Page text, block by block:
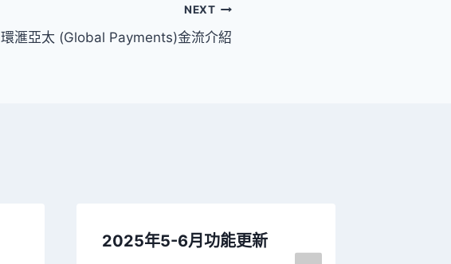
NEXT
環滙亞太 (Global Payments)金流介紹
2025年5-6月功能更新